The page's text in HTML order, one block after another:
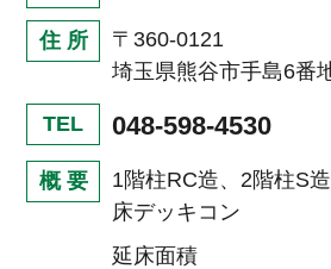
住 所
〒360-0121
埼玉県熊谷市手島6番
TEL 048-598-4530
概 要
1階柱RC造、2階柱S
床デッキコン
延床面積